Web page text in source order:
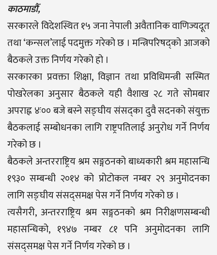
काठमाडौँ,
सरकारले विदेशस्थित १५ जना नेपाली अवैतानिक वाणिज्यदूत
तथा ‘कन्सल’लाई पदमुक्त गरेको छ । मन्त्रिपरिषद्को आजको
बैठकले उक्त निर्णय गरेको हो ।
सरकारका प्रवक्ता शिक्षा, विज्ञान तथा प्रविधिमन्त्री सस्मित
पोखरेलका अनुसार बैठकले यही वैशाख २८ गते सोमबार
अपराह्न ४ः०० बजे बस्ने सङ्घीय संसद्का दुवै सदनको संयुक्त
बैठकलाई सम्बोधनका लागि राष्ट्रपतिलाई अनुरोध गर्ने निर्णय
गरेको छ ।
बैठकले अन्तरराष्ट्रिय श्रम सङ्गठनको बाध्यकारी श्रम महासन्धि
१९३० सम्बन्धी २०१४ को प्रोटोकल नम्बर २९ अनुमोदनका
लागि सङ्घीय संसद्समक्ष पेस गर्ने निर्णय गरेको छ ।
त्यसैगरी, अन्तरराष्ट्रिय श्रम सङ्गठनको श्रम निरीक्षणसम्बन्धी
महासन्धिको, १९४७ नम्बर ८१ पनि अनुमोदनका लागि
संसद्समक्ष पेस गर्ने निर्णय गरेको छ ।